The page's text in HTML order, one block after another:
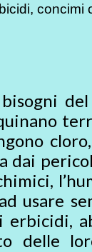
concimi
del
dai
usare
delle